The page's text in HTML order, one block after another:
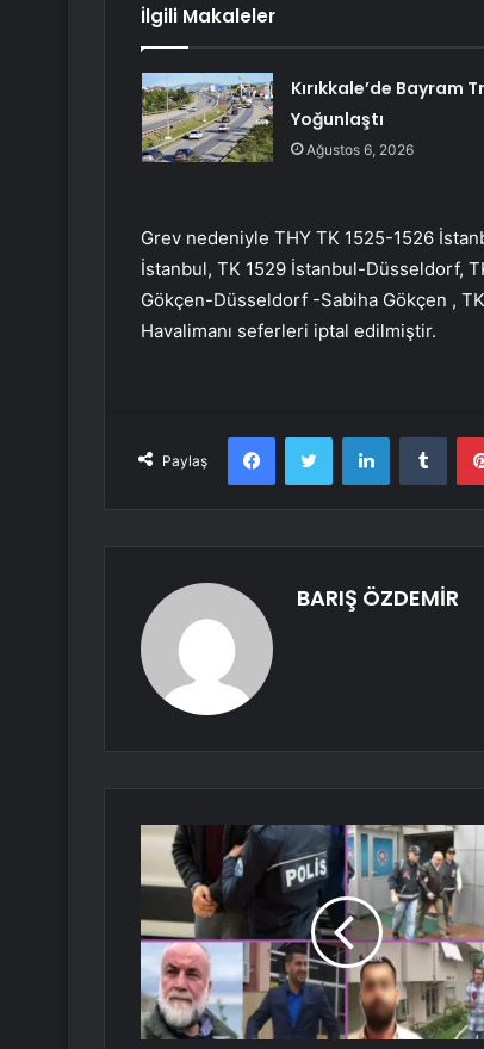
İlgili Makaleler
Kırıkkale’de Bayram
Yoğunlaştı
Ağustos 6, 2026
Grev nedeniyle THY TK 1525-1526
İstanbul, TK 1529 İstanbul-Düsseldorf,
Gökçen-Düsseldorf -Sabiha Gökçen ,
Havalimanı seferleri iptal edilmiştir.
Paylaş
FacebookTwitter LinkedIn
BARIŞ ÖZDEMİR